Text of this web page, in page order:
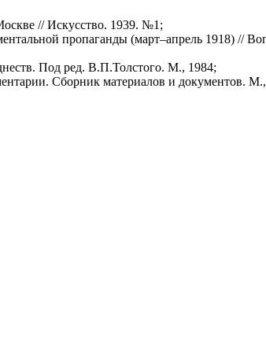
// Искусство. 1939. №1;
пропаганды (март–апрель 1918) //
Под ред. В.П.Толстого. М., 1984;
Сборник материалов и документов.